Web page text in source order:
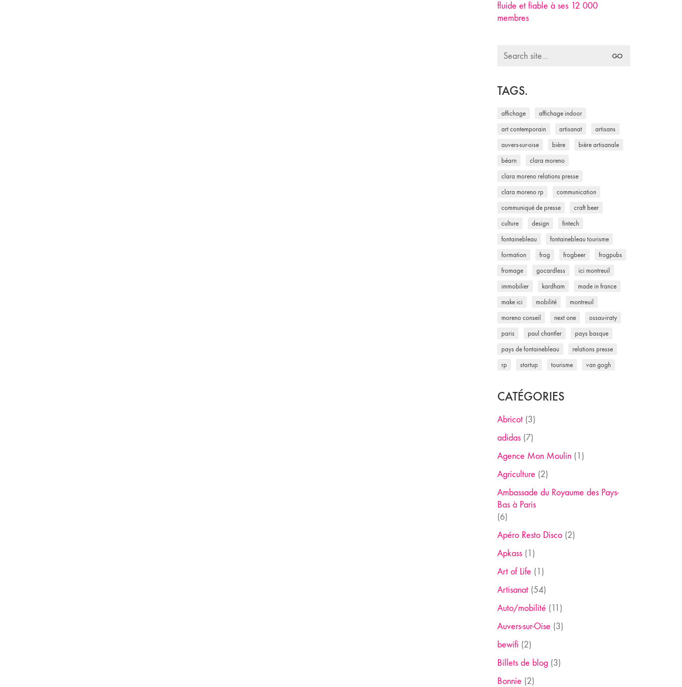
fluide et fiable à ses 12 000
membres
Search
TAGS.
affichage affichage indoor
art contemporain artisanat artisans
auvers-sur-oise bière bière artisanale
béarn clara moreno
clara moreno relations presse
clara moreno rp communication
communiqué de presse craft beer
culture design fintech
fontainebleau fontainebleau tourisme
formation frog frogbeer frogpubs
fromage gocardless ici montreuil
immobilier kardham made in france
make ici mobilité montreuil
moreno conseil next one ossau-iraty
paris paul chantler pays basque
pays de fontainebleau relations presse
rp startup tourisme van gogh
CATÉGORIES
Abricot(3)
adidas(7)
Agence Mon Moulin(1)
Agriculture (2)
Ambassade du Royaume des Pays-
Bas à Paris
(6)
Apéro Resto Disco(2)
Apkass(1)
Art of Life (1)
Artisanat(54)
Auto/mobilité (11)
Auvers-sur-Oise (3)
bewifi (2)
Billets de blog(3)
Bonnie (2)